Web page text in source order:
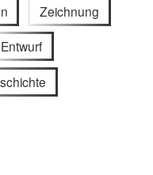
Zeichnung
Entwurf